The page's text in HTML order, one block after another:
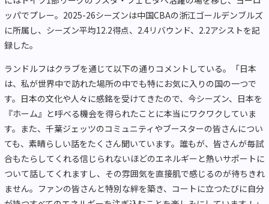
ッパでプレー。2025-26シーズンは中国CBAの浙江ゴールデンブルズ
に所属し、シーズン平均12.2得点、2.4リバウンド、2.2アシストを記
録した。
ランドルフはクラブを通じて以下の通りコメントしている。「日本
は、私が世界中で訪れた場所の中でも特にお気に入りの国の一つで
す。日本の文化や人々に感銘を受けてきたので、今シーズン、日本を
『ホーム』と呼べる機会を得られたことに本当にワクワクしていま
す。また、千葉ジェッツのコミュニティやブースターの皆さんについ
ても、素晴らしい話をたくさん聞いています。誰もが、皆さんが毎試
合もたらしてくれる信じられないほどのエネルギーと熱いサポートに
ついて話してくれますし、その雰囲気を直接肌で感じるのが待ちきれ
ません。ファンの皆さんと特別な絆を築き、コートに立つたびに自分